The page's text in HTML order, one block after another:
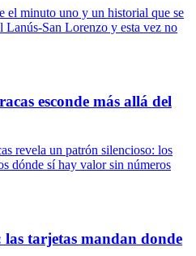
el minuto uno y un historial que se
Lanús-San Lorenzo y esta vez no
esconde más allá del
revela un patrón silencioso: los
dónde sí hay valor sin números
tarjetas mandan donde